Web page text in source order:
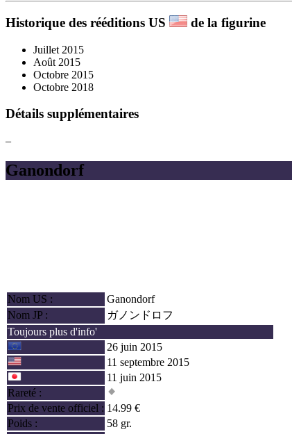
Historique des rééditions US de la figurine
Juillet 2015
Août 2015
Octobre 2015
Octobre 2018
Détails supplémentaires
–
Ganondorf
Nom US :
Ganondorf
Nom JP :
ガノンドロフ
Toujours plus d'info'
26 juin 2015
11 septembre 2015
11 juin 2015
Rareté :
Prix de vente officiel : 14.99 €
Poids :
58 gr.